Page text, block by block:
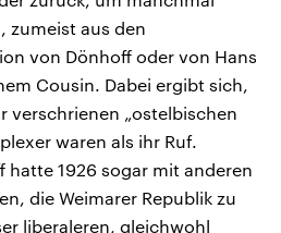
zumeist aus den
von Dönhoff oder von Hans
Cousin. Dabei ergibt sich,
verschrienen „ostelbischen
waren als ihr Ruf.
hatte 1926 sogar mit anderen
die Weimarer Republik zu
liberaleren, gleichwohl